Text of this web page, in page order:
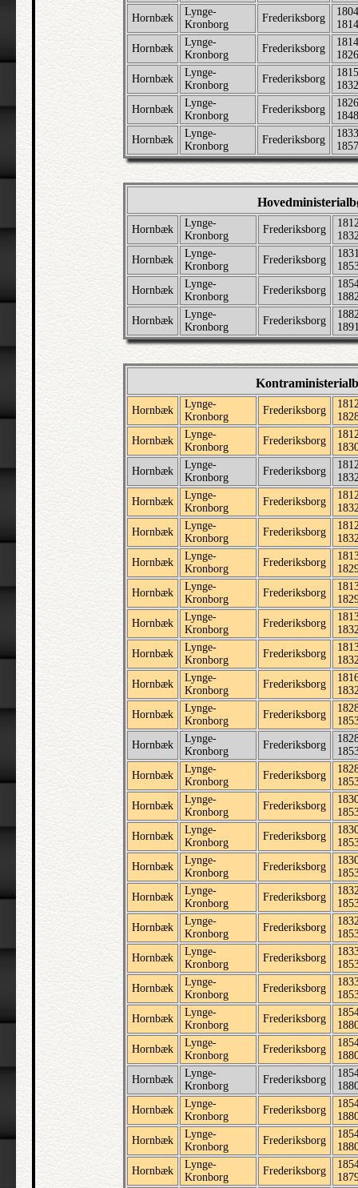
Hornbæk
Lynge-
Kronborg
Frederiksborg
1814
Hornbæk
Lynge-
Kronborg
Frederiksborg
1826
Hornbæk
Lynge-
Kronborg
Frederiksborg
1832
Hornbæk
Lynge-
Kronborg
Frederiksborg
1848
Hornbæk
Lynge-
Kronborg
Frederiksborg
1857
Hornbæk
Lynge-
Kronborg
Frederiksborg
Hornbæk
Lynge-
Kronborg
Frederiksborg
Hornbæk
Lynge-
Kronborg
Frederiksborg
Hornbæk
Lynge-
Kronborg
Frederiksborg
Hornbæk
Lynge-
Kronborg
Frederiksborg
Hornbæk
Lynge-
Kronborg
Frederiksborg
Hornbæk
Lynge-
Kronborg
Frederiksborg
Hornbæk
Lynge-
Kronborg
Frederiksborg
Hornbæk
Lynge-
Kronborg
Frederiksborg
Hornbæk
Lynge-
Kronborg
Frederiksborg
Hornbæk
Lynge-
Kronborg
Frederiksborg
Hornbæk
Lynge-
Kronborg
Frederiksborg
Hornbæk
Lynge-
Kronborg
Frederiksborg
Hornbæk
Lynge-
Kronborg
Frederiksborg
Hornbæk
Lynge-
Kronborg
Frederiksborg
Hornbæk
Lynge-
Kronborg
Frederiksborg
Hornbæk
Lynge-
Kronborg
Frederiksborg
Hornbæk
Lynge-
Kronborg
Frederiksborg
Hornbæk
Lynge-
Kronborg
Frederiksborg
Hornbæk
Lynge-
Kronborg
Frederiksborg
Hornbæk
Lynge-
Kronborg
Frederiksborg
Hornbæk
Lynge-
Kronborg
Frederiksborg
Hornbæk
Lynge-
Kronborg
Frederiksborg
Hornbæk
Lynge-
Kronborg
Frederiksborg
Hornbæk
Lynge-
Kronborg
Frederiksborg
Hornbæk
Lynge-
Kronborg
Frederiksborg
Hornbæk
Lynge-
Kronborg
Frederiksborg
Hornbæk
Lynge-
Kronborg
Frederiksborg
Hornbæk
Lynge-
Kronborg
Frederiksborg
Hornbæk
Lynge-
Kronborg
Frederiksborg